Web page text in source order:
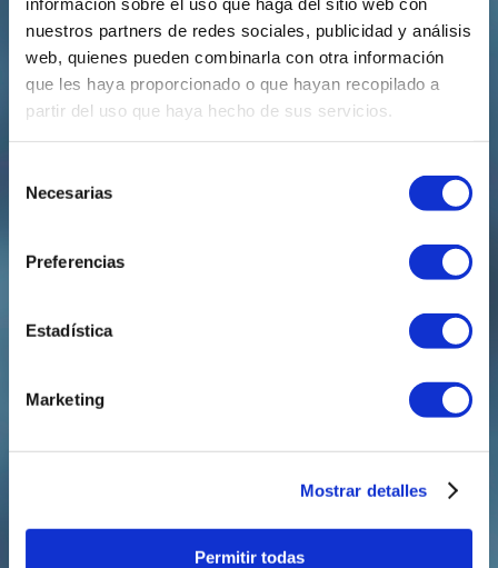
nuestros partners de redes sociales, publicidad y análisis
web, quienes pueden combinarla con otra información
que les haya proporcionado o que hayan recopilado a
partir del uso que haya hecho de sus servicios.
Necesarias
Preferencias
Estadística
Marketing
Mostrar detalles
Permitir todas
0 comentarios
Enviar un comentario
Tu dirección de correo electrónico no será publicada.
Los campos obligatorios están marcados con
Enviar comentario